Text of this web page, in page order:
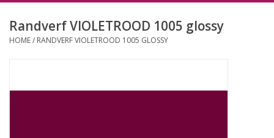
FAQ
Randverf VIOLETROOD 1005 glossy
HOME/ RANDVERF VIOLETROOD 1005 GLOSSY